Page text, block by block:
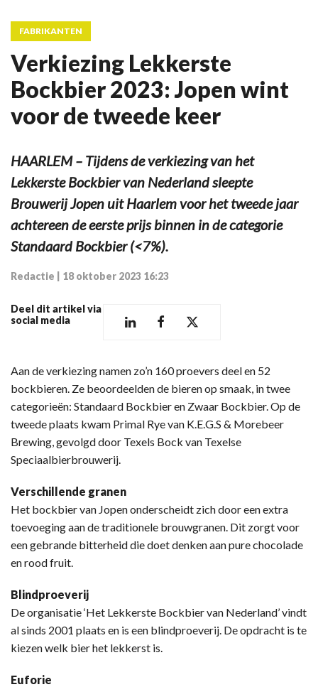
FABRIKANTEN
Verkiezing Lekkerste
Bockbier 2023: Jopen wint
voor de tweede keer
HAARLEM – Tijdens de verkiezing van het
Lekkerste Bockbier van Nederland sleepte
Brouwerij Jopen uit Haarlem voor het tweede jaar
achtereen de eerste prijs binnen in de categorie
Standaard Bockbier (<7%).
Redactie 18 oktober 2023 16:23
Deel dit artikel via
social media
Aan de verkiezing namen zo’n 160 proevers deel en 52
bockbieren. Ze beoordeelden de bieren op smaak, in twee
categorieën: Standaard Bockbier en Zwaar Bockbier. Op de
tweede plaats kwam Primal Rye van K.E.G.S & Morebeer
Brewing, gevolgd door Texels Bock van Texelse
Speciaalbierbrouwerij.
Verschillende granen
Het bockbier van Jopen onderscheidt zich door een extra
toevoeging aan de traditionele brouwgranen. Dit zorgt voor
een gebrande bitterheid die doet denken aan pure chocolade
en rood fruit.
Blindproeverij
De organisatie ‘Het Lekkerste Bockbier van Nederland’ vindt
al sinds 2001 plaats en is een blindproeverij. De opdracht is te
kiezen welk bier het lekkerst is.
Euforie